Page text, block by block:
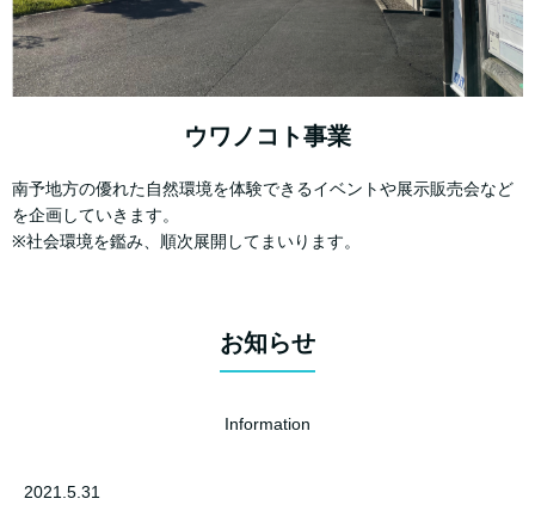
ウワノコト事業
南予地方の優れた自然環境を体験できるイベントや展示販売会など
を企画していきます。
※社会環境を鑑み、順次展開してまいります。
お知らせ
Information
2021.5.31